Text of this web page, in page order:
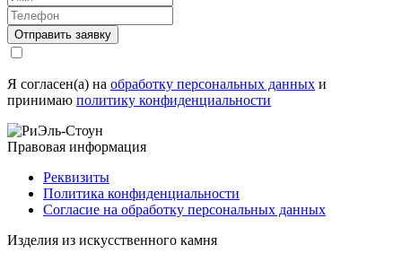
Я согласен(а) на обработку персональных данных и
принимаю политику конфиденциальности
Правовая информация
Реквизиты
Политика конфиденциальности
Согласие на обработку персональных данных
Изделия из искусственного камня